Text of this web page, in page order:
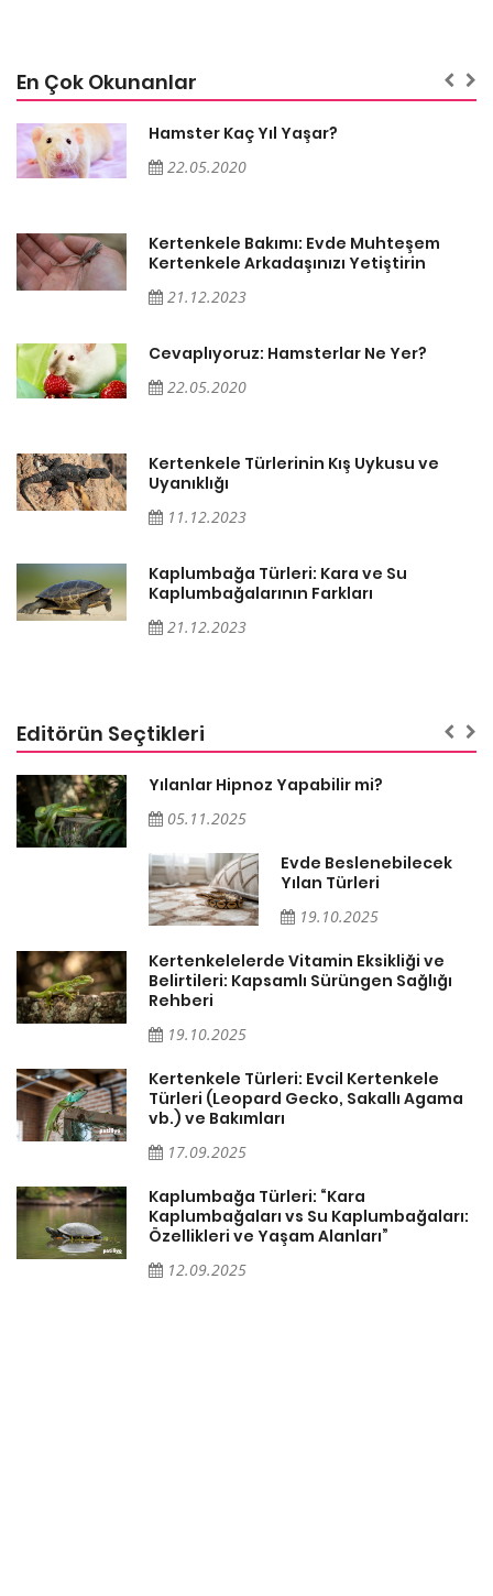
En Çok Okunanlar
Hamster Kaç Yıl Yaşar?
22.05.2020
Kertenkele Bakımı: Evde Muhteşem
Kertenkele Arkadaşınızı Yetiştirin
21.12.2023
Cevaplıyoruz: Hamsterlar Ne Yer?
22.05.2020
Kertenkele Türlerinin Kış Uykusu ve
Uyanıklığı
11.12.2023
Kaplumbağa Türleri: Kara ve Su
Kaplumbağalarının Farkları
21.12.2023
Editörün Seçtikleri
Yılanlar Hipnoz Yapabilir mi?
05.11.2025
Evde Beslenebilecek
Yılan Türleri
19.10.2025
Kertenkelelerde Vitamin Eksikliği ve
Belirtileri: Kapsamlı Sürüngen Sağlığı
Rehberi
19.10.2025
Kertenkele Türleri: Evcil Kertenkele
Türleri (Leopard Gecko, Sakallı Agama
vb.) ve Bakımları
17.09.2025
Kaplumbağa Türleri: “Kara
Kaplumbağaları vs Su Kaplumbağaları:
Özellikleri ve Yaşam Alanları”
12.09.2025